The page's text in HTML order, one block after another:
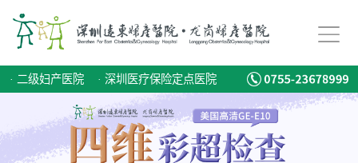
· 二级妇产医院 · 深圳医疗保险定点医院